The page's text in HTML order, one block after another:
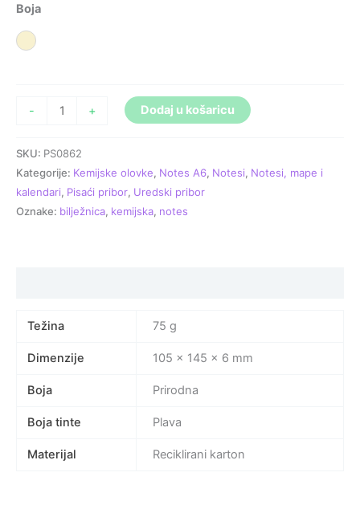
Boja
Prirodna
- + Dodaj u košaricu
SKU: PS0862
Kategorije: Kemijske olovke, Notes A6, Notesi, Notesi, mape i
kalendari, Pisaći pribor, Uredski pribor
Oznake: bilježnica, kemijska, notes
Težina 75 g
Dimenzije 105 × 145 × 6 mm
Boja Prirodna
Boja tinte Plava
Materijal Reciklirani karton